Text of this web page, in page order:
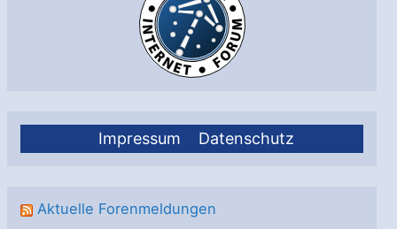
Impressum Datenschutz
Aktuelle Forenmeldungen